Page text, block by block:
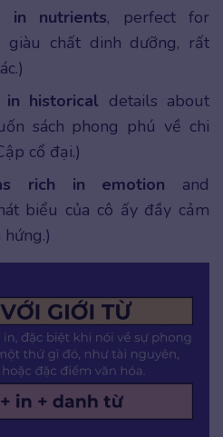
in nutrients, perfect for
giàu chất dinh dưỡng, rất
in historical details about
sách phong phú về chi
cổ đại.)
rich in emotion and
biểu của cô ấy đầy cảm